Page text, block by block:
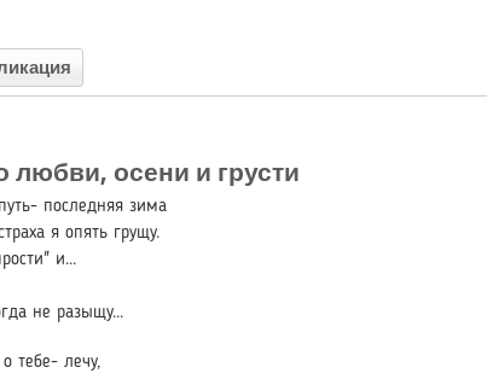
любви, осени и грусти
последняя зима
я опять грущу.
и...
не разыщу...
тебе- лечу,